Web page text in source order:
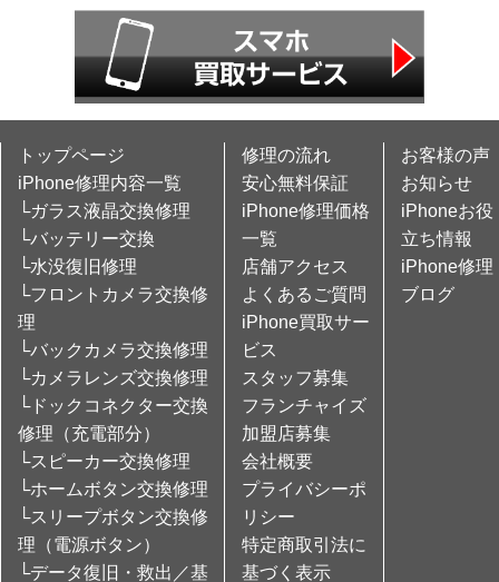
トップページ
iPhone修理内容一覧
└ガラス液晶交換修理
└バッテリー交換
└水没復旧修理
└フロントカメラ交換修
理
└バックカメラ交換修理
└カメラレンズ交換修理
└ドックコネクター交換
修理（充電部分）
└スピーカー交換修理
└ホームボタン交換修理
└スリープボタン交換修
理（電源ボタン）
└データ復旧・救出／基
修理の流れ
安心無料保証
iPhone修理価格
一覧
店舗アクセス
よくあるご質問
iPhone買取サー
ビス
スタッフ募集
フランチャイズ
加盟店募集
会社概要
プライバシーポ
リシー
特定商取引法に
基づく表示
お客様の声
お知らせ
iPhoneお役
立ち情報
iPhone修理
ブログ